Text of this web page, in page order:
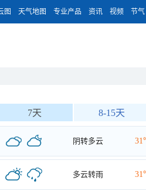
图 天气地图 专业产品 资讯 视频 节气
7天 8-15天
阴转多云
多云转雨